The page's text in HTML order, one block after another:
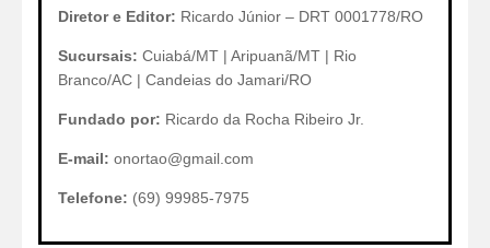
Diretor e Editor: Ricardo Júnior – DRT 0001778/RO
Sucursais: Cuiabá/MT | Aripuanã/MT | Rio
Branco/AC | Candeias do Jamari/RO
Fundado por: Ricardo da Rocha Ribeiro Jr.
E-mail: onortao@gmail.com
Telefone: (69) 99985-7975